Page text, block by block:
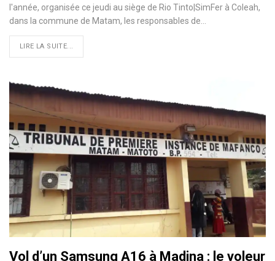
l'année, organisée ce jeudi au siège de Rio Tinto|SimFer à Coleah,
dans la commune de Matam, les responsables de…
LIRE LA SUITE...
Vol d’un Samsung A16 à Madina : le voleur